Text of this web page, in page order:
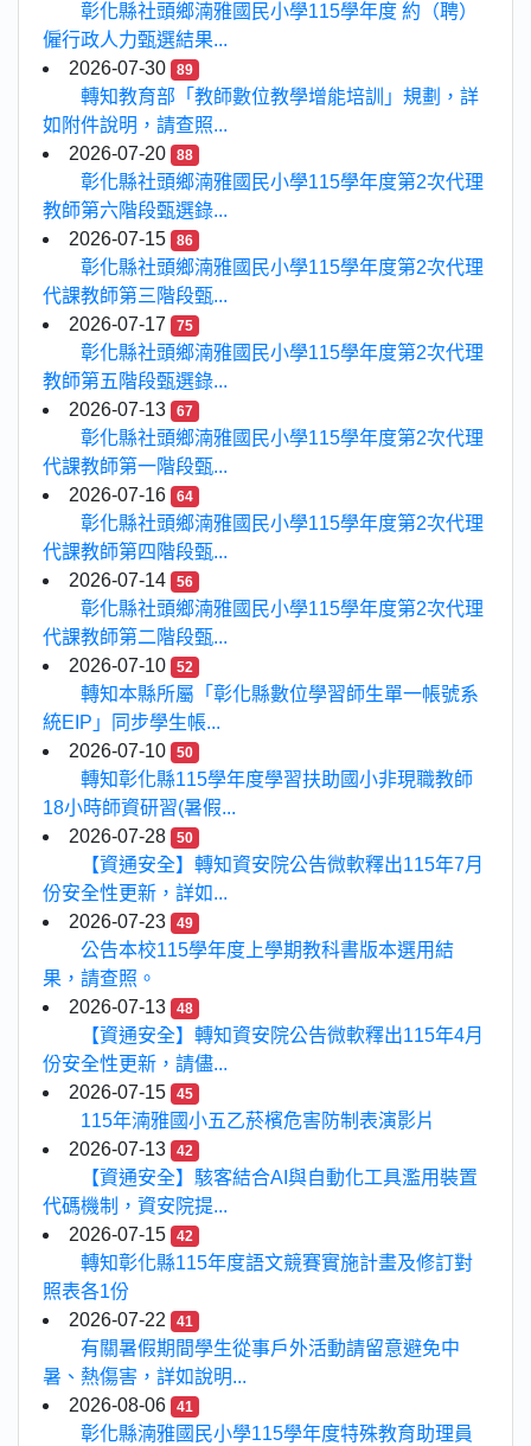
彰化縣社頭鄉湳雅國民小學115學年度 約（聘）
僱行政人力甄選結果...
2026-07-30
89
轉知教育部「教師數位教學增能培訓」規劃，詳
如附件說明，請查照...
2026-07-20
88
彰化縣社頭鄉湳雅國民小學115學年度第2次代理
教師第六階段甄選錄...
2026-07-15
86
彰化縣社頭鄉湳雅國民小學115學年度第2次代理
代課教師第三階段甄...
2026-07-17
75
彰化縣社頭鄉湳雅國民小學115學年度第2次代理
教師第五階段甄選錄...
2026-07-13
67
彰化縣社頭鄉湳雅國民小學115學年度第2次代理
代課教師第一階段甄...
2026-07-16
64
彰化縣社頭鄉湳雅國民小學115學年度第2次代理
代課教師第四階段甄...
2026-07-14
56
彰化縣社頭鄉湳雅國民小學115學年度第2次代理
代課教師第二階段甄...
2026-07-10
52
轉知本縣所屬「彰化縣數位學習師生單一帳號系
統EIP」同步學生帳...
2026-07-10
50
轉知彰化縣115學年度學習扶助國小非現職教師
18小時師資研習(暑假...
2026-07-28
50
【資通安全】轉知資安院公告微軟釋出115年7月
份安全性更新，詳如...
2026-07-23
49
公告本校115學年度上學期教科書版本選用結
果，請查照。
2026-07-13
48
【資通安全】轉知資安院公告微軟釋出115年4月
份安全性更新，請儘...
2026-07-15
45
115年湳雅國小五乙菸檳危害防制表演影片
2026-07-13
42
【資通安全】駭客結合AI與自動化工具濫用裝置
代碼機制，資安院提...
2026-07-15
42
轉知彰化縣115年度語文競賽實施計畫及修訂對
照表各1份
2026-07-22
41
有關暑假期間學生從事戶外活動請留意避免中
暑、熱傷害，詳如說明...
2026-08-06
41
彰化縣湳雅國民小學115學年度特殊教育助理員